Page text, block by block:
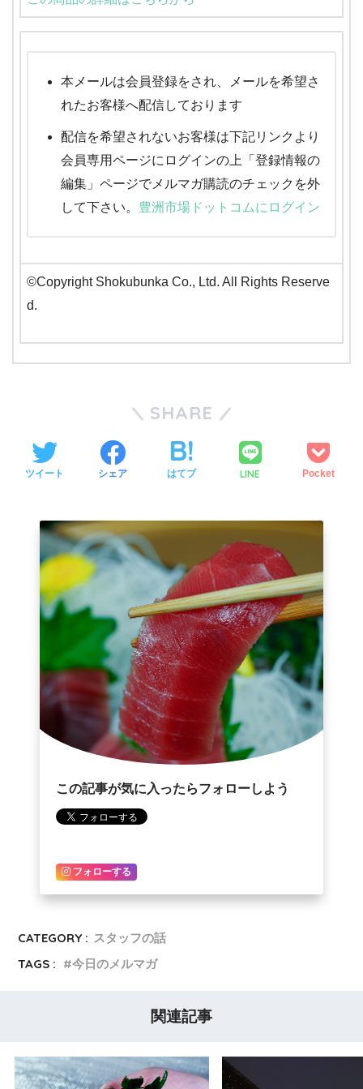
本メールは会員登録をされ、メールを希望さ
れたお客様へ配信しております
配信を希望されないお客様は下記リンクより
会員専用ページにログインの上「登録情報の
編集」ページでメルマガ購読のチェックを外
して下さい。 豊洲市場ドットコムにログイン
©Copyright Shokubunka Co., Ltd. All Rights Reserve
d.
SHARE
ツイート シェア はてブ LINE Pocket
この記事が気に入ったらフォローしよう
フォローする
CATEGORY : スタッフの話
TAGS :
今日のメルマガ
関連記事